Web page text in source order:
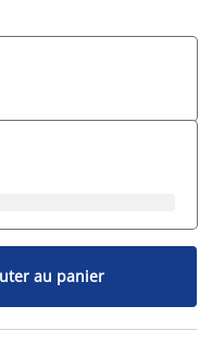
au panier